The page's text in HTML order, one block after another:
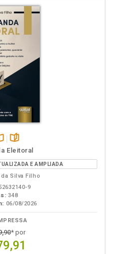
páginas
Eleitoral
E AMPLIADA
Silva Filho
9
348
06/08/2026
* por